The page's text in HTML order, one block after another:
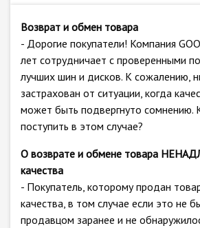
Возврат и обмен товара
- Дорогие покупатели! Компания
лет сотрудничает с проверенными
лучших шин и дисков. К сожалению,
застрахован от ситуации, когда
может быть подвергнуто сомнению.
поступить в этом случае?
О возврате и обмене товара
качества
- Покупатель, которому продан
качества, в том случае если это не
продавцом заранее и не